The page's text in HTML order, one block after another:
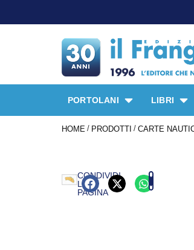
PORTOLANI LIBRI
HOME / PRODOTTI / CARTE
CONDIVIDI
LA
PAGINA